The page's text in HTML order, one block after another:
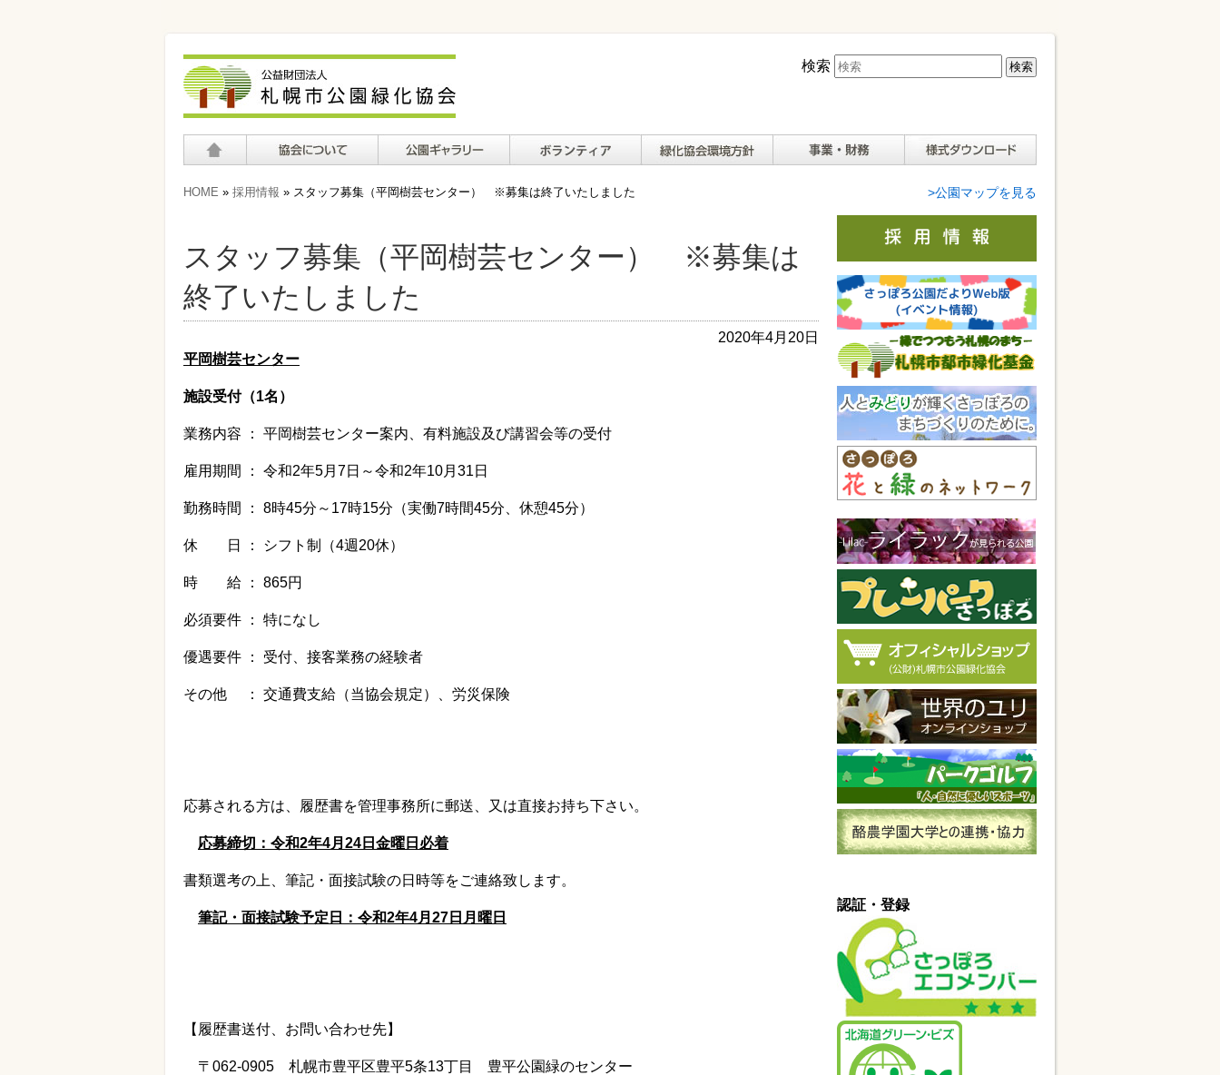
検索
て
HOME » 採用情報 » スタッフ募集（平岡樹芸センター） ※募集は終了いたしました
スタッフ募集（平岡樹芸センター） ※募集は
終了いたしました
2020年4月20日
平岡樹芸センター
施設受付（1名）
業務内容 ： 平岡樹芸センター案内、有料施設及び講習会等の受付
雇用期間 ： 令和2年5月 7日～令和2年10月 31 日
勤務時間 ： 8時45分～ 17時15分（実働7時間45分、休憩45分）
休 日 ： シフト制（4週 20休）
時 給 ： 865円
必須要件 ： 特になし
優遇要件 ： 受付、接客業務の経験者
その他 ： 交通費支給（当協会規定）、労災保険
応募される方は、履歴書を管理事務所に郵送、又は直接お持ち下さい。
応募締切：令和2年4月24日金曜日必着
書類選考の上、筆記・面接試験の日時等をご連絡致します。
筆記・面接試験予定日：令和2年4月27日月曜日
【履歴書送付、お問い合わせ先】
〒 062-0905 札幌市豊平区豊平5条13丁目 豊平公園緑のセンター
>公園マップを見る
認証・登録